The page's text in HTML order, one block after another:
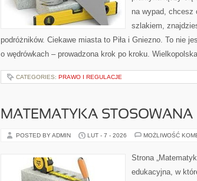
na wypad, chcesz
szlakiem,
podróżników. Ciekawe miasta to Piła i Gniezno. To nie
o wędrówkach – prowadzona krok po kroku.
CATEGORIES: PRAWO I REGULACJE
MATEMATYKA STOSOWANA
POSTED BY ADMIN LUT - 7 - 2026 MOŻLIWOŚĆ
Strona
edukacyjna, w